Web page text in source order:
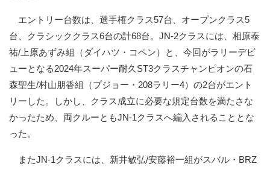
エントリー台数は、選手権クラス57台、オープンクラス5
台、クラシッククラス6台の計68台。JN-2クラスには、相原泰
祐/上原あずみ組（ダイハツ・コペン）と、今回がラリーデビ
ューとなる2024年スーパー耐久ST3クラスチャンピオンの石
森聖生/村山朋香組（プジョー・208ラリー4）の2台がエント
リーした。しかし、クラス成立に必要な規定台数を満たさな
かったため、両クルーともJN-1クラスへ編入されることとな
った。
またJN-1クラスには、新井敏弘/安藤裕一組がスバル・BRZ